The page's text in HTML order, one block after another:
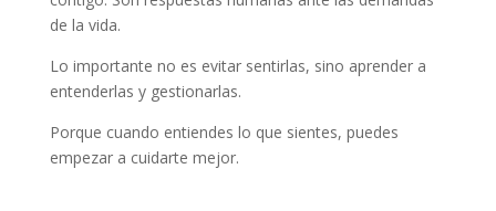
de la vida.
Lo importante no es evitar sentirlas, sino aprender a
entenderlas y gestionarlas.
Porque cuando entiendes lo que sientes, puedes
empezar a cuidarte mejor.